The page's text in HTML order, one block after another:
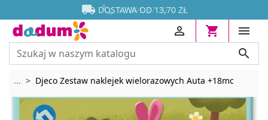

 DOSTAWA OD 13,70 ZŁ






... Rozwiń breadcrumbs
Djeco Zestaw naklejek wielorazowych Auta +18mc